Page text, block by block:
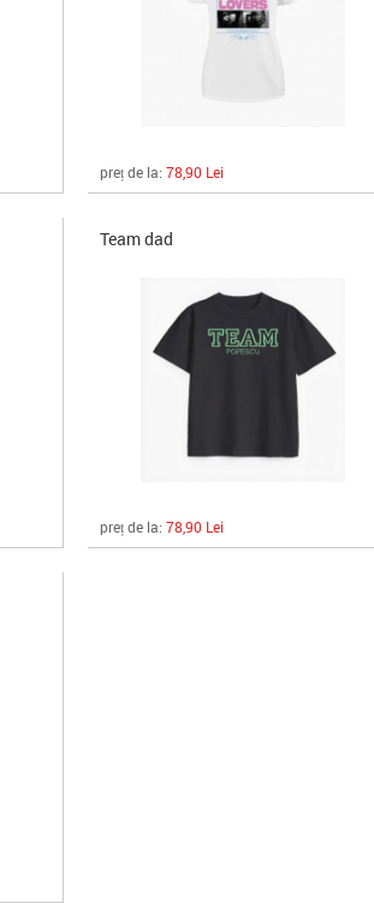
preț de la: 78,90 Lei
Team dad
preț de la: 78,90 Lei